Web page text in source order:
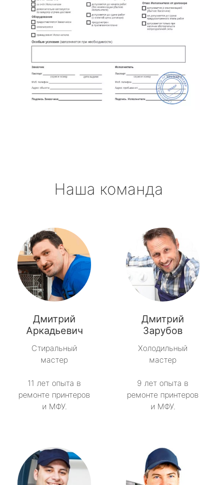
Наша команда
Дмитрий
Аркадьевич
Стиральный
мастер
11 лет опыта в
ремонте принтеров
и МФУ.
Дмитрий
Зарубов
Холодильный
мастер
9 лет опыта в
ремонте принтеров
и МФУ.